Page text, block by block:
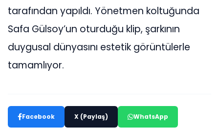
tarafından yapıldı. Yönetmen koltuğunda
Safa Gülsoy’un oturduğu klip, şarkının
duygusal dünyasını estetik görüntülerle
tamamlıyor.
Facebook X (Paylaş) WhatsApp